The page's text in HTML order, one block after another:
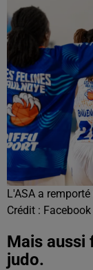
L'ASA a
Crédit :
Mais aussi
judo.